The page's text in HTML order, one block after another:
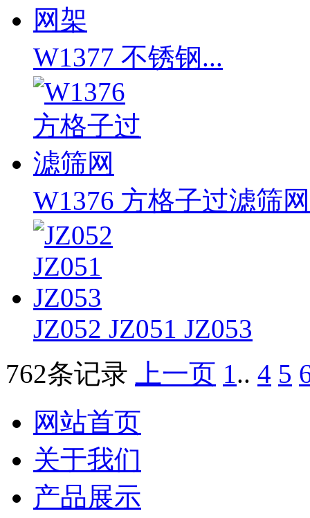
W1377 不锈钢...
W1376 方格子过滤筛网
JZ052 JZ051 JZ053
762条记录
上一页 1.. 4 5
网站首页
关于我们
产品展示